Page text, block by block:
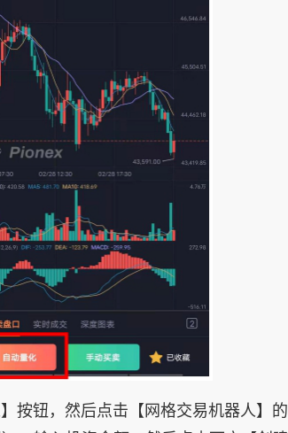
按钮，然后点击【网格交易机器人】的